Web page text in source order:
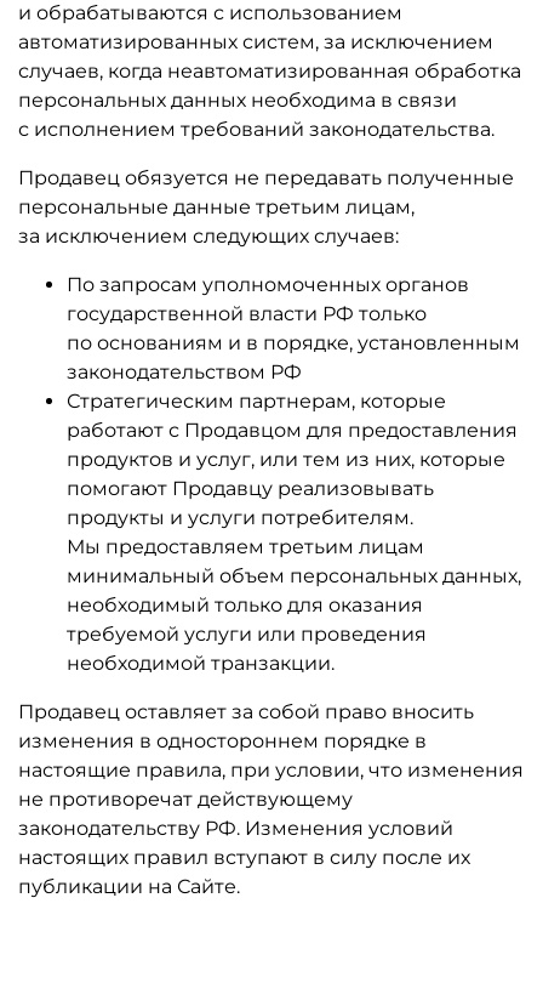
и обрабатываются с использованием
автоматизированных систем, за исключением
случаев, когда неавтоматизированная обработка
персональных данных необходима в связи
с исполнением требований законодательства.
Продавец обязуется не передавать полученные
персональные данные третьим лицам,
за исключением следующих случаев:
По запросам уполномоченных органов
государственной власти РФ только
по основаниям и в порядке, установленным
законодательством РФ
Стратегическим партнерам, которые
работают с Продавцом для предоставления
продуктов и услуг, или тем из них, которые
помогают Продавцу реализовывать
продукты и услуги потребителям.
Мы предоставляем третьим лицам
минимальный объем персональных данных,
необходимый только для оказания
требуемой услуги или проведения
необходимой транзакции.
Продавец оставляет за собой право вносить
изменения в одностороннем порядке в
настоящие правила, при условии, что изменения
не противоречат действующему
законодательству РФ. Изменения условий
настоящих правил вступают в силу после их
публикации на Сайте.